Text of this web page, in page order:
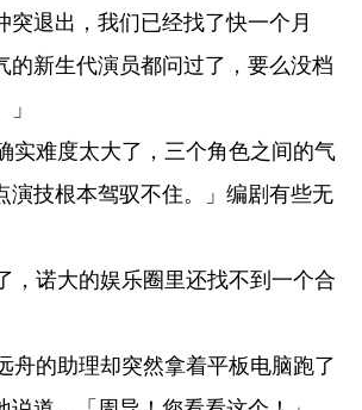
突退出，我们已经找了快一个月
的新生代演员都问过了，要么没档
难度太大了，三个角色之间的气
演技根本驾驭不住。」编剧有些无
诺大的娱乐圈里还找不到一个合
的助理却突然拿着平板电脑跑了